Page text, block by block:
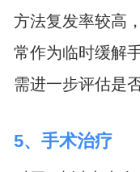
方法复发率较高
常作为临时缓解
需进一步评估是
5、手术治疗